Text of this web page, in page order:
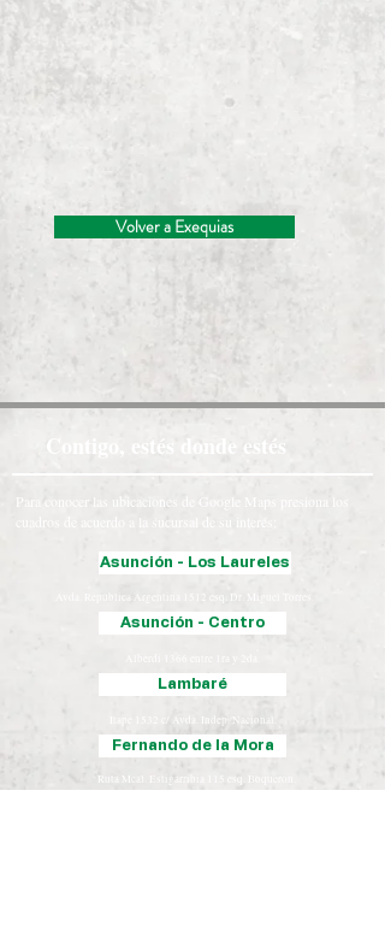
Volver a Exequias
Contigo, estés donde estés
Para conocer las ubicaciones de Google Maps presiona los
cuadros de acuerdo a la sucursal de su interés:
Asunción - Los Laureles
Avda. República Argentina 1512 esq. Dr. Miguel Torres.
Asunción - Centro
Lambaré
Itape 1532 c/ Avda. Indep. Nacional.
Fernando de la Mora
Ruta Mcal. Estigarribia 115 esq. Boquerón.